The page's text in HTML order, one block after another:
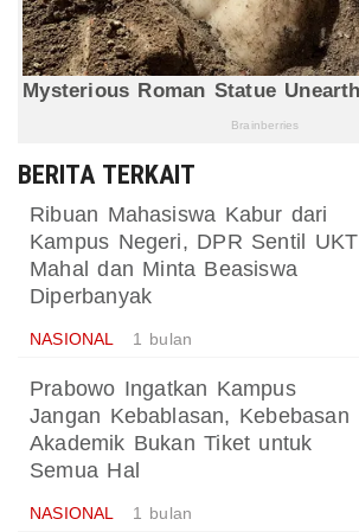
BERITA TERKAIT
Ribuan Mahasiswa Kabur dari
Kampus Negeri, DPR Sentil UKT
Mahal dan Minta Beasiswa
Diperbanyak
NASIONAL 1 bulan
Prabowo Ingatkan Kampus
Jangan Kebablasan, Kebebasan
Akademik Bukan Tiket untuk
Semua Hal
NASIONAL 1 bulan